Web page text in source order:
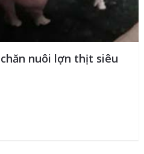
nuôi lợn thịt siêu